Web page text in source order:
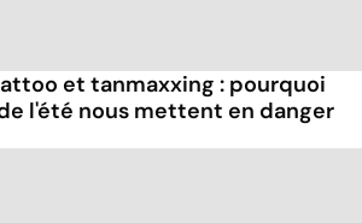
et tanmaxxing : pourquoi
l'été nous mettent en danger